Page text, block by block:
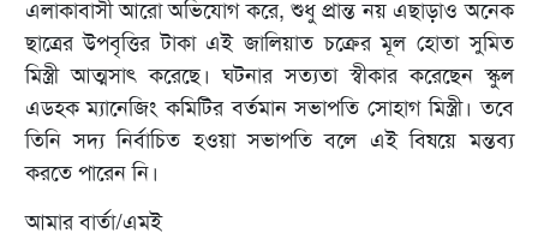
এলাকাবাসী আরো অভিযোগ করে, শুধু প্রান্ত নয় এছাড়াও অনেক
ছাত্রের উপবৃত্তির টাকা এই জালিয়াত চক্রের মূল হোতা সুমিত
মিস্ত্রী আত্মসাৎ করেছে। ঘটনার সত্যতা স্বীকার করেছেন স্কুল
এডহক ম্যানেজিং কমিটির বর্তমান সভাপতি সোহাগ মিস্ত্রী। তবে
তিনি সদ্য নির্বাচিত হওয়া সভাপতি বলে এই বিষয়ে মন্তব্য
করতে পারেন নি।
আমার বার্তা/এমই